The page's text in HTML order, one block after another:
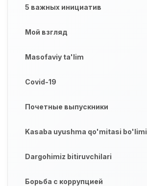
5 важных инициатив
Мой взгляд
Masofaviy ta'lim
Covid-19
Почетные выпускники
Kasaba uyushma qo'mitasi bo'limi
Dargohimiz bitiruvchilari
Борьба с коррупцией